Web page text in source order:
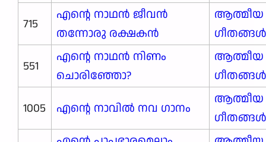
715
എന്റെ നാഥൻ ജീവൻ
തന്നോരു രക്ഷകൻ
ആത്മീയ
ഗീതങ്ങൾ
551
എന്റെ നാഥൻ നിണം
ചൊരിഞ്ഞോ?
ആത്മീയ
ഗീതങ്ങൾ
1005
എന്റെ നാവിൽ നവ ഗാനം
ആത്മീയ
ഗീതങ്ങൾ